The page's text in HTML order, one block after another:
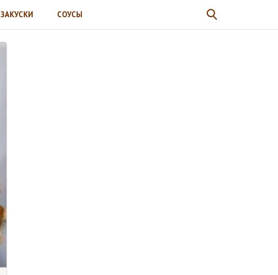
ЗАКУСКИ СОУСЫ